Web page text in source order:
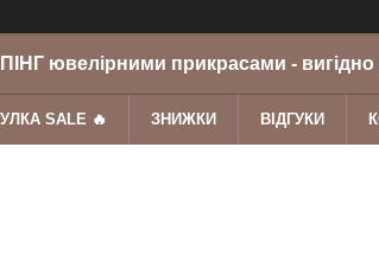
ювелірними прикрасами - вигідно
SALE 🔥 ЗНИЖКИ ВІДГУКИ